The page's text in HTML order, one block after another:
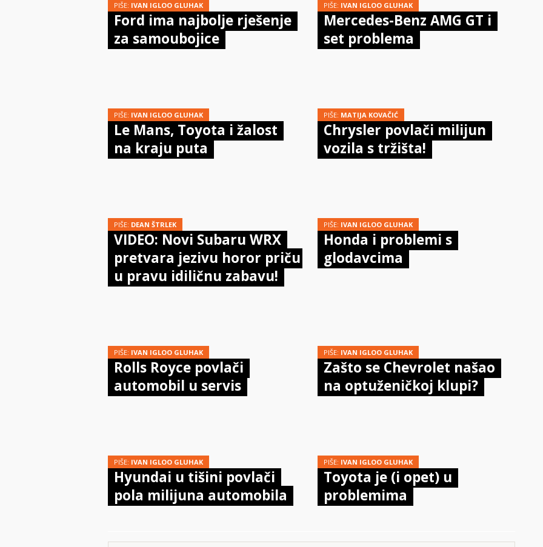
PIŠE: IVAN IGLOO GLUHAK
Ford ima najbolje rješenje
za samoubojice
PIŠE: IVAN IGLOO GLUHAK
Mercedes-Benz AMG GT i
set problema
PIŠE: IVAN IGLOO GLUHAK
Le Mans, Toyota i žalost
na kraju puta
PIŠE: MATIJA KOVAČIĆ
Chrysler povlači milijun
vozila s tržišta!
PIŠE: DEAN ŠTRLEK
VIDEO: Novi Subaru WRX
pretvara jezivu horor priču
u pravu idiličnu zabavu!
PIŠE: IVAN IGLOO GLUHAK
Honda i problemi s
glodavcima
PIŠE: IVAN IGLOO GLUHAK
Rolls Royce povlači
automobil u servis
PIŠE: IVAN IGLOO GLUHAK
Zašto se Chevrolet našao
na optuženičkoj klupi?
PIŠE: IVAN IGLOO GLUHAK
Hyundai u tišini povlači
pola milijuna automobila
PIŠE: IVAN IGLOO GLUHAK
Toyota je (i opet) u
problemima